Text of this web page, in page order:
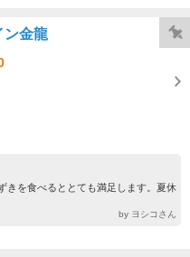
ン金龍
きを食べるととても満足します。夏休
by ヨシコさん